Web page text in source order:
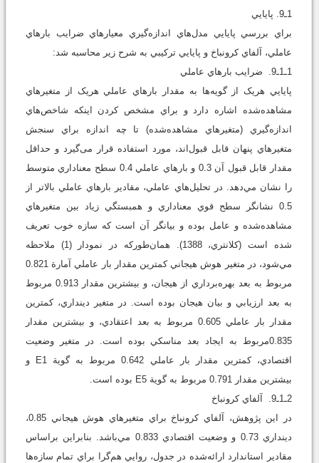
1ـ9. پايايي
براي بررسي پايايي مدل‌هاي اندازه‌گيري معيارهاي ضرايب بارهاي
عاملي، آلفاي کرونباخ و پايايي ترکيبي به شرح زير محاسبه شد:
1ـ1ـ9. ضرايب بارهاي عاملي
پايايي هريک از گويه‌ها به مقدار بارهاي عاملي هريک از متغيرهاي
مشاهده‌شده اشاره دارد و براي مشخص کردن اينکه شاخص‌هاي
اندازه‌گيري (متغيرهاي مشاهده‌شده) تا چه اندازه براي سنجش
متغيرهاي پنهان قابل قبول‌اند، مورد استفاده قرار می‌گیرد و حداقل
مقدار قابل قبول آن 0.3 و بارهاي عاملي 0.4 سطح معناداري متوسط
را نشان مي‌دهد. در تحليل‌هاي عاملي، مقادير بارهاي عاملي بالاتر از
0.5 نشانگر سطح قوي معناداري و همبستگي زياد بين متغيرهاي
مشاهده‌شده و عامل بوده و بيانگر آن است که سازه خوب تعريف
شده است (کلانتري، 1388). همان‌طورکه در نمودار (1) ملاحظه
مي‌شود، در متغير هوش هيجاني کمترين مقدار بار عاملي آمارة 0.821
مربوط به بعد بهره‌برداري از هيجان، و بيشترين مقدار 0.913 مربوط
به بعد ارزيابي و بيان هيجان بوده است. در متغير دينداري، کمترين
مقدار بار عاملي 0.605 مربوط به بعد اعتقادي، و بيشترين مقدار
0.835مربوط به ايجاد بعد مناسکي بوده است. در متغير وضعيت
اقتصادي، کمترين مقدار بار عاملي 0.642 مربوط به گوية E1 و
بيشترين مقدار 0.791 مربوط به گوية E5 بوده است.
2ـ1ـ9. آلفاي کرونباخ
در اين پژوهش، آلفاي کرونباخ براي متغيرهاي هوش هيجاني 0.85،
دينداري 0.73 و وضعيت اقتصادي 0.833 مي‌باشد. بنابراين براساس
مقادير استاندارد ارائه‌شده در جدول، روايي هم‌گرا براي تمام سازه‌ها